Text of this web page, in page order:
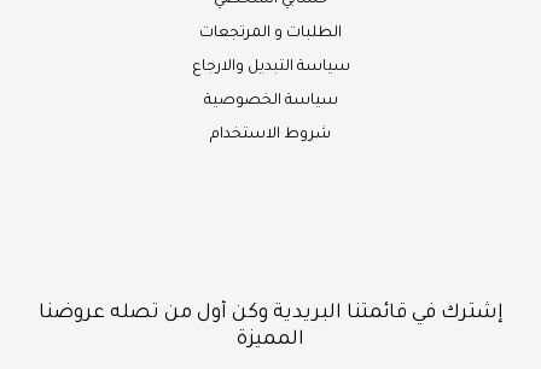
الطلبات و المرتجعات
سياسة التبديل والارجاع
سياسة الخصوصية
شروط الاستخدام
إشترك في قائمتنا البريدية وكن أول من تصله عروضنا
المميزة